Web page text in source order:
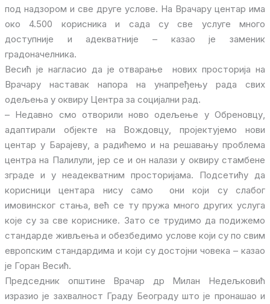
под надзором и све друге услове. На Врачару центар има
око 4.500 корисника и сада су све услуге много
доступније и адекватније – казао је заменик
градоначелника.
Весић је нагласио да је отварање нових просторија на
Врачару наставак напора на унапређењу рада свих
одељења у оквиру Центра за социјални рад.
– Недавно смо отворили ново одељење у Обреновцу,
адаптирали објекте на Вождовцу, пројектујемо нови
центар у Барајеву, а радићемо и на решавању проблема
центра на Палилули, јер се и он налази у оквиру стамбене
зграде и у неадекватним просторијама. Подсетићу да
корисници центара нису само они који су слабог
имовинског стања, већ се ту пружа много других услуга
које су за све кориснике. Зато се трудимо да подижемо
стандарде живљења и обезбедимо услове који су по свим
европским стандардима и који су достојни човека – казао
је Горан Весић.
Председник општине Врачар др Милан Недељковић
изразио је захвалност Граду Београду што је пронашао и